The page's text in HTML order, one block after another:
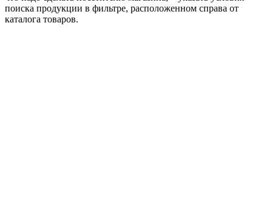
поиска продукции в фильтре, расположенном справа от
каталога товаров.